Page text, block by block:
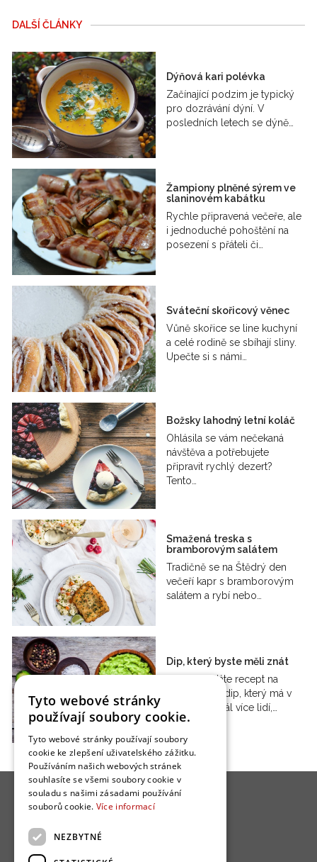
DALŠÍ ČLÁNKY
Dýňová kari polévka
Začínající podzim je typický
pro dozrávání dýní. V
posledních letech se dýně…
Žampiony plněné sýrem ve
slaninovém kabátku
Rychle připravená večeře, ale
i jednoduché pohoštění na
posezení s přáteli či…
Sváteční skořicový věnec
Vůně skořice se line kuchyní
a celé rodině se sbíhají sliny.
Upečte si s námi…
Božsky lahodný letní koláč
Ohlásila se vám nečekaná
návštěva a potřebujete
připravit rychlý dezert?
Tento…
Smažená treska s
bramborovým salátem
Tradičně se na Štědrý den
večeří kapr s bramborovým
salátem a rybí nebo…
Dip, který byste měli znát
Pokud hledáte recept na
jednoduchý dip, který má v
oblibě čím dál více lidí,…
Tyto webové stránky
používají soubory cookie.
Tyto webové stránky používají soubory
cookie ke zlepšení uživatelského zážitku.
Používáním našich webových stránek
souhlasíte se všemi soubory cookie v
souladu s našimi zásadami používání
souborů cookie. Více informací
NEZBYTNÉ